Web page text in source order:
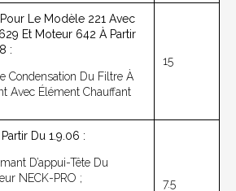
Le Modèle 221 Avec
Et Moteur 642 À Partir
:
Condensation Du Filtre À
Avec Élément Chauffant
15
Du 1.9.06 :
D’appui-Tête Du
NECK-PRO ;
7.5